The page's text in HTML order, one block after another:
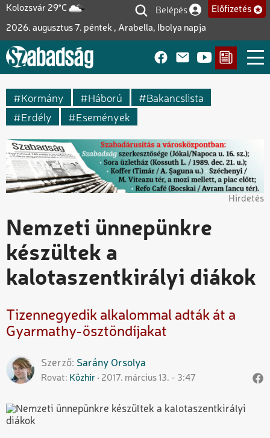
Ugrás
tartalomra
Kolozsvár 29°C
2026. augusztus 7. péntek , Arabella, Ibolya napja
Felhasználói fiók
Belépés Előfizetés
Kormány Háború
Bakancslista
Erdély
Események
Hirdetés
Nemzeti ünnepünkre
készültek a
kalotaszentkirályi diákok
Tizennegyedik alkalommal adták át a
Gyarmathy-ösztöndíjakat
Szerző Sarány Orsolya
Rovat Közhír 2017. március 13. - 3:47